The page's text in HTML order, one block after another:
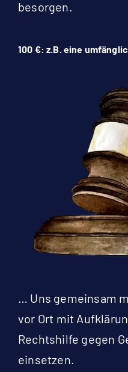
besorgen.
100 €: z.B. eine
… Uns gemeinsam
vor Ort mit
Rechtshilfe gegen
einsetzen.